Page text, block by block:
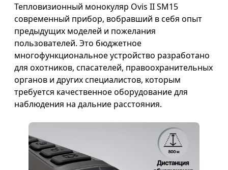
Тепловизионный монокуляр Ovis II SM15
современный прибор, вобравший в себя опыт
предыдущих моделей и пожелания
пользователей. Это бюджетное
многофункциональное устройство разработано
для охотников, спасателей, правоохранительных
органов и других специалистов, которым
требуется качественное оборудование для
наблюдения на дальние расстояния.